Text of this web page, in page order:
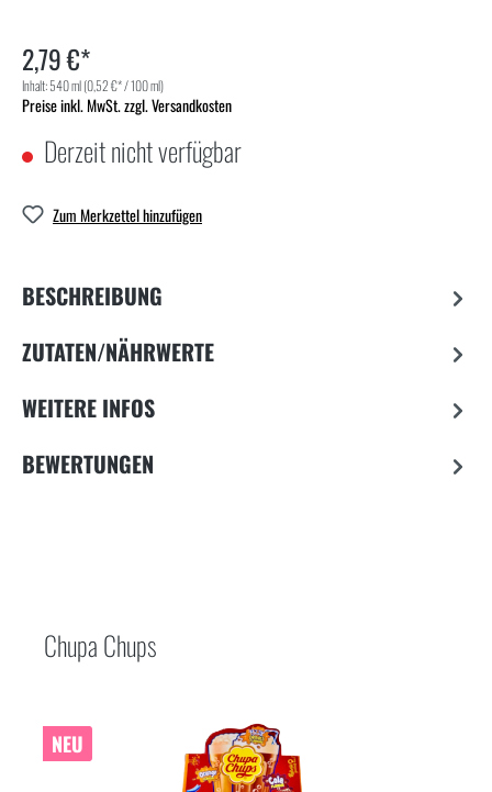
2,79 €*
Inhalt:540 ml(0,52 €* / 100 ml)
Preise inkl. MwSt. zzgl. Versandkosten
Derzeit nicht verfügbar
Zum Merkzettel hinzufügen
BESCHREIBUNG
ZUTATEN/NÄHRWERTE
WEITERE INFOS
BEWERTUNGEN
Chupa Chups
NEU